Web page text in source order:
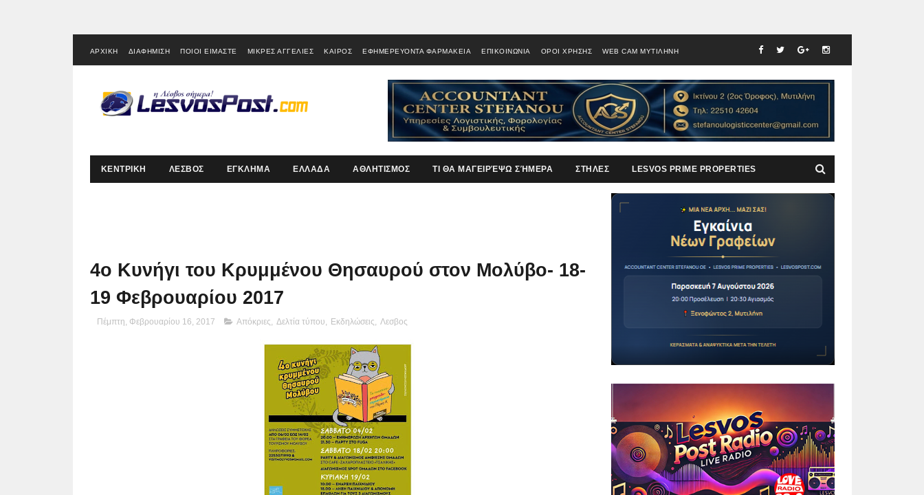
ΑΡΧΙΚΗ ΔΙΑΦΗΜΙΣΗ ΠΟΙΟΙ ΕΙΜΑΣΤΕ ΜΙΚΡΕΣ ΑΓΓΕΛΙΕΣ ΚΑΙΡΟΣ ΕΦΗΜΕΡΕΥΟΝΤΑ ΦΑΡΜΑΚΕΙΑ ΕΠΙΚΟΙΝΩΝΙΑ ΟΡΟΙ ΧΡΗΣΗΣ WEB CAM ΜΥΤΙΛΗΝΗ
ΚΕΝΤΡΙΚΗ ΛΕΣΒΟΣ ΕΓΚΛΗΜΑ ΕΛΛΑΔΑ ΑΘΛΗΤΙΣΜΟΣ ΤΙ ΘΑ ΜΑΓΕΙΡΈΨΩ ΣΉΜΕΡΑ ΣΤΗΛΕΣ LESVOS PRIME PROPERTIES
4ο Κυνήγι του Κρυμμένου Θησαυρού στον Μολύβο- 18-
19 Φεβρουαρίου 2017
Πέμπτη, Φεβρουαρίου 16, 2017 Απόκριες, Δελτία τύπου, Εκδηλώσεις, Λεσβος